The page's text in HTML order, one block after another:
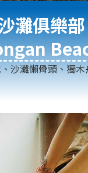
灘俱樂部
沙灘懶骨頭、獨